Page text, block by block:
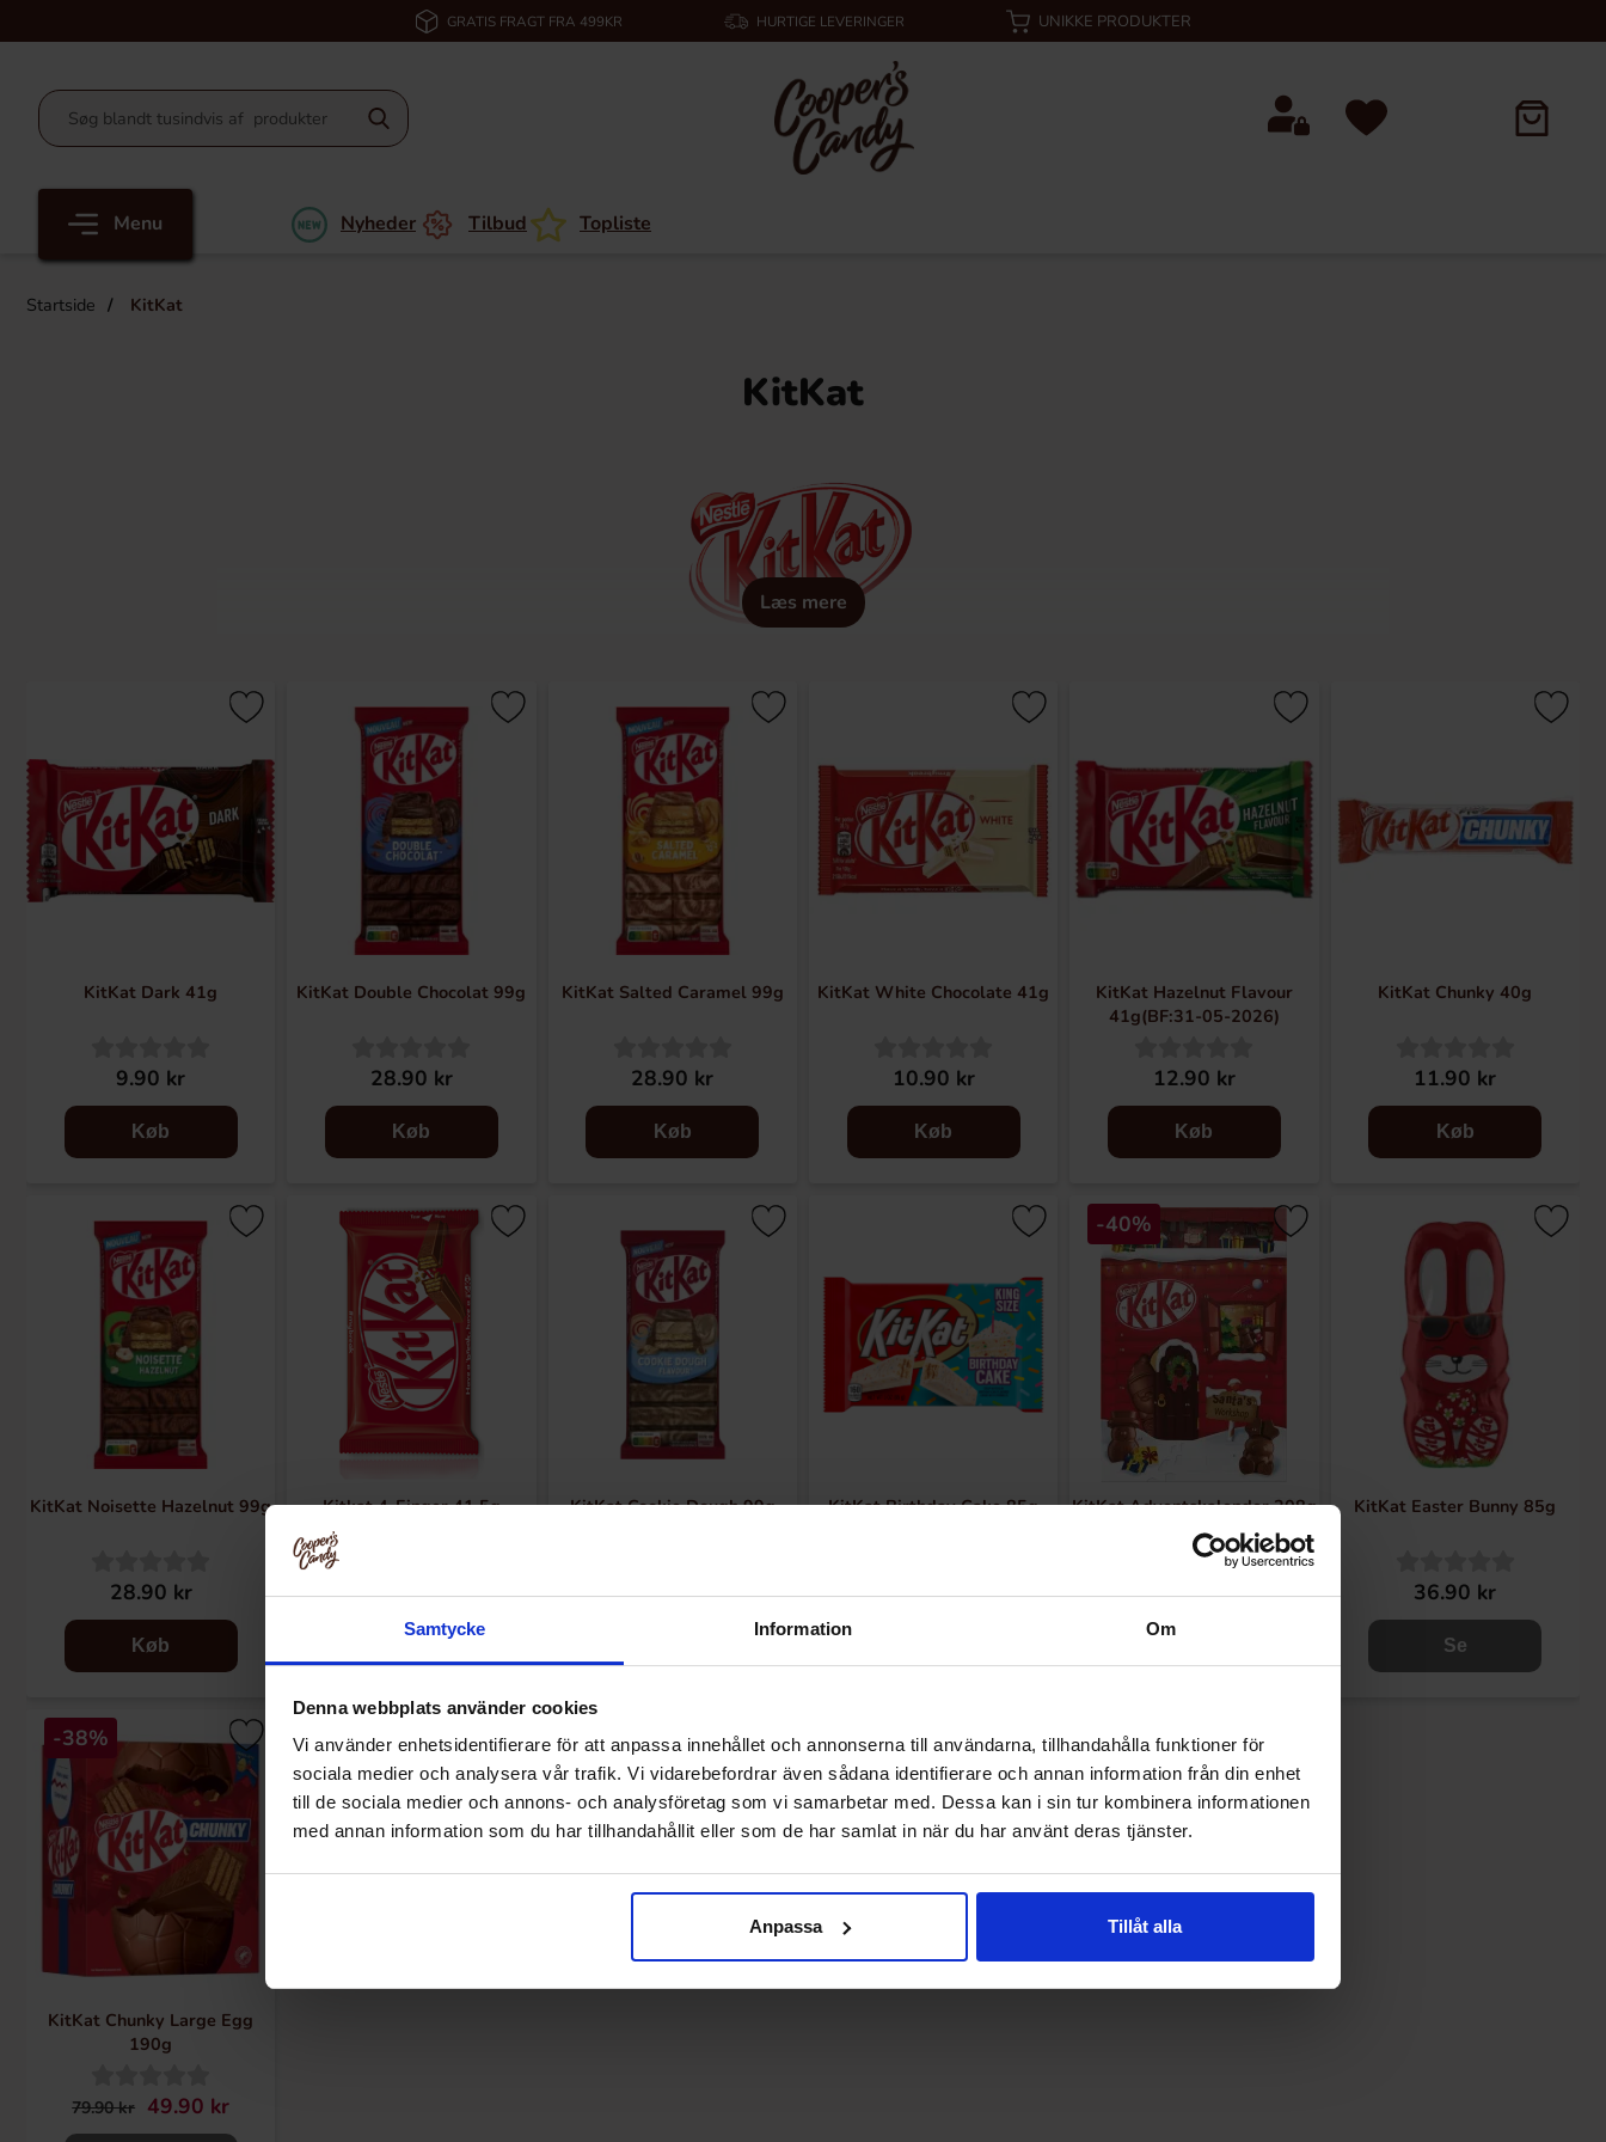
Samtycke Information Om
Denna webbplats använder cookies
Vi använder enhetsidentifierare för att anpassa innehållet och annonserna till användarna, tillhandahålla funktioner för
sociala medier och analysera vår trafik. Vi vidarebefordrar även sådana identifierare och annan information från din enhet
till de sociala medier och annons- och analysföretag som vi samarbetar med. Dessa kan i sin tur kombinera informationen
med annan information som du har tillhandahållit eller som de har samlat in när du har använt deras tjänster.
Anpassa Tillåt alla
GRATIS FRAGT FRA 499KR HURTIGE LEVERINGER UNIKKE PRODUKTER
Menu Nyheder Tilbud Topliste
Startside KitKat
KitKat
Læs mere
Du ved hvad du skal gøre, bare klik/tap og... Hold en pause, spis en KITKAT.
KitKat Dark 41g
9.90 kr
Køb
KitKat Double Chocolat 99g
28.90 kr
Køb
KitKat Salted Caramel 99g
28.90 kr
Køb
KitKat White Chocolate 41g
10.90 kr
Køb
KitKat Hazelnut Flavour
41g(BF:31-05-2026)
12.90 kr
Køb
KitKat Chunky 40g
11.90 kr
Køb
KitKat Noisette Hazelnut 99g
28.90 kr
Køb
Kitkat 4-Finger 41,5g
12.90 kr
KitKat Cookie Dough 99g
28.90 kr
KitKat Birthday Cake 85g
34.90 kr
-40%
KitKat Adventskalender 208g
189.90 kr 113.94 kr
KitKat Easter Bunny 85g
36.90 kr
Se
-38%
KitKat Chunky Large Egg
190g
79.90 kr 49.90 kr